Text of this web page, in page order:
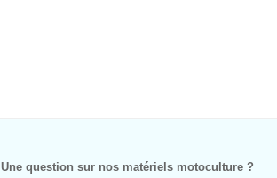
Une question sur nos matériels motoculture ?